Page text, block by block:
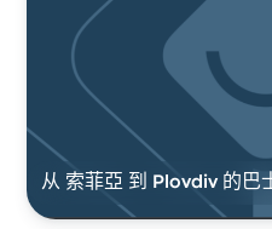
从 索菲亞 到 Plovdiv 的巴